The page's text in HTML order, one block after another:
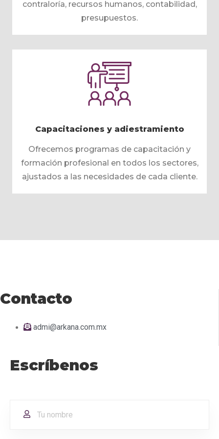
contraloría, recursos humanos, contabilidad,
presupuestos.
Capacitaciones y adiestramiento
Ofrecemos programas de capacitación y
formación profesional en todos los sectores,
ajustados a las necesidades de cada cliente.
Contacto
admi@arkana.com.mx
Escríbenos